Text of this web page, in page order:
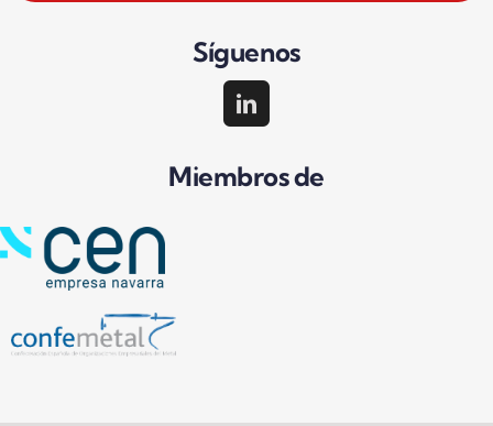
Síguenos
Miembros de